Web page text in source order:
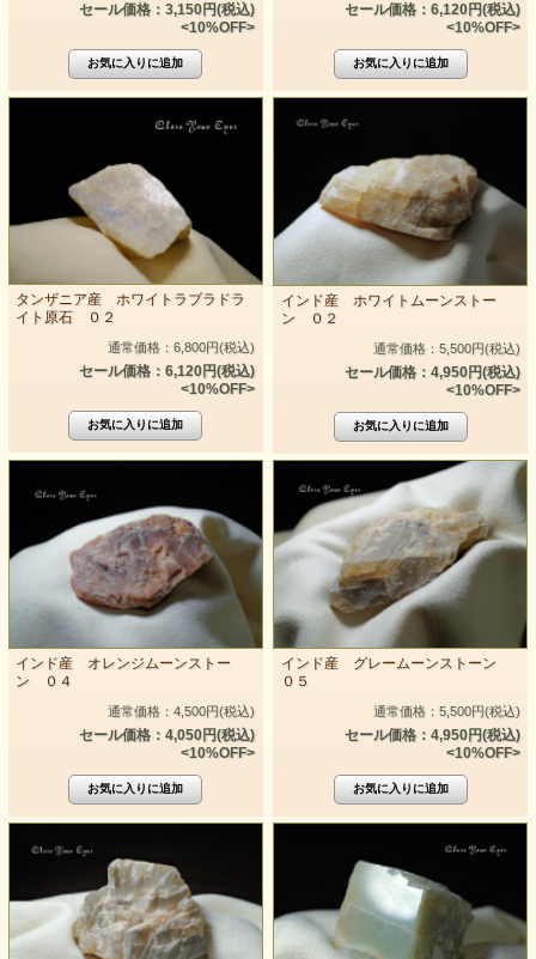
セール価格：3,150円(税込)
<10%OFF>
セール価格：6,120円(税込)
<10%OFF>
タンザニア産 ホワイトラブラドラ
イト原石 ０２
通常価格：6,800円(税込)
セール価格：6,120円(税込)
<10%OFF>
インド産 ホワイトムーンストー
ン ０２
通常価格：5,500円(税込)
セール価格：4,950円(税込)
<10%OFF>
インド産 オレンジムーンストー
ン ０４
通常価格：4,500円(税込)
セール価格：4,050円(税込)
<10%OFF>
インド産 グレームーンストーン
０５
通常価格：5,500円(税込)
セール価格：4,950円(税込)
<10%OFF>